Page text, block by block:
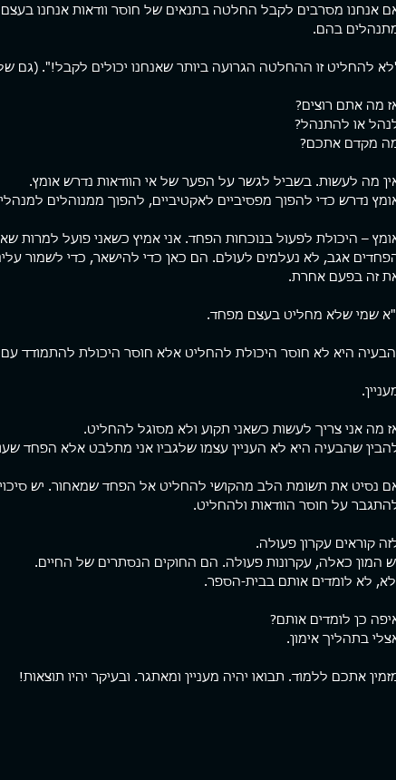
אנחנו מסרבים לקבל החלטה בתנאים של חוסר וודאות אנחנו
בהם.
להחליט זו ההחלטה הגרועה ביותר שאנחנו יכולים לקבל!". (גם
מה אתם רוצים?
או להתנהל?
מקדם אתכם?
מה לעשות. בשביל לגשר על הפער של אי הוודאות נדרש אומץ.
נדרש כדי להפוך מפסיביים לאקטיביים, להפוך ממנוהלים
– היכולת לפעול בנוכחות הפחד. אני אמיץ כשאני פועל למרות
אגב, לא נעלמים לעולם. הם כאן כדי להישאר, כדי לשמור
זה בפעם אחרת.
שמי שלא מחליט בעצם מפחד.
היא לא חוסר היכולת להחליט אלא חוסר היכולת להתמודד
מה אני צריך לעשות כשאני תקוע ולא מסוגל להחליט.
שהבעיה היא לא העניין עצמו שלגביו אני מתלבט אלא הפחד
נסיט את תשומת הלב מהקושי להחליט אל הפחד שמאחור. יש
על חוסר הוודאות ולהחליט.
קוראים עקרון פעולה.
המון כאלה, עקרונות פעולה. הם החוקים הנסתרים של החיים.
לא לומדים אותם בבית-הספר.
כן לומדים אותם?
בתהליך אימון.
אתכם ללמוד. תבואו יהיה מעניין ומאתגר. ובעיקר יהיו תוצאות!